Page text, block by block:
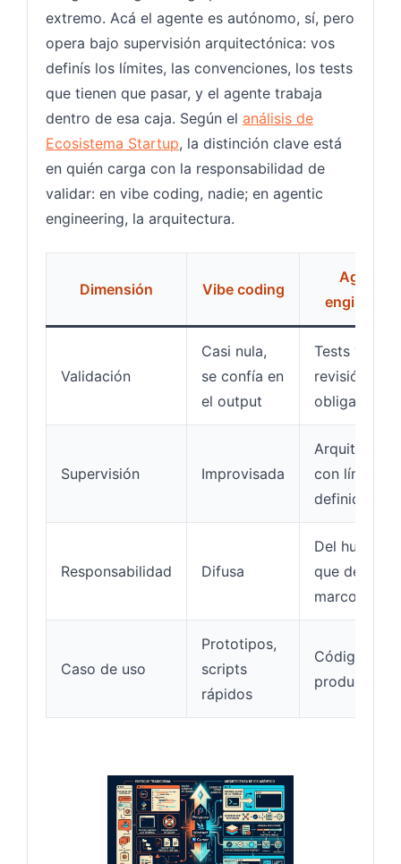
extremo. Acá el agente es autónomo, sí, pero
opera bajo supervisión arquitectónica: vos
definís los límites, las convenciones, los tests
que tienen que pasar, y el agente trabaja
dentro de esa caja. Según el análisis de
Ecosistema Startup, la distinción clave está
en quién carga con la responsabilidad de
validar: en vibe coding, nadie; en agentic
engineering, la arquitectura.
Dimensión Vibe coding
Agentic
Validación
Casi nula,
se confía en
el output
Tests y
revisión de
obligatorios
Supervisión Improvisada
con límites
definidos
Responsabilidad Difusa
Del humano
que define el
marco
Caso de uso
Prototipos,
scripts
rápidos
Código de
producción